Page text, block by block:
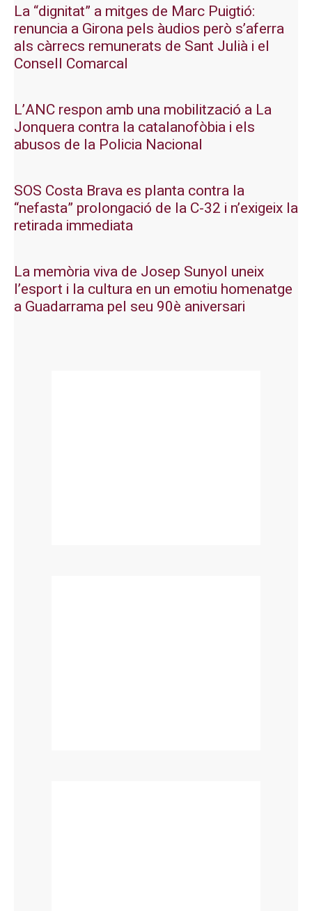
La “dignitat” a mitges de Marc Puigtió:
renuncia a Girona pels àudios però s’aferra
als càrrecs remunerats de Sant Julià i el
Consell Comarcal
L’ANC respon amb una mobilització a La
Jonquera contra la catalanofòbia i els
abusos de la Policia Nacional
SOS Costa Brava es planta contra la
“nefasta” prolongació de la C-32 i n’exigeix la
retirada immediata
La memòria viva de Josep Sunyol uneix
l’esport i la cultura en un emotiu homenatge
a Guadarrama pel seu 90è aniversari